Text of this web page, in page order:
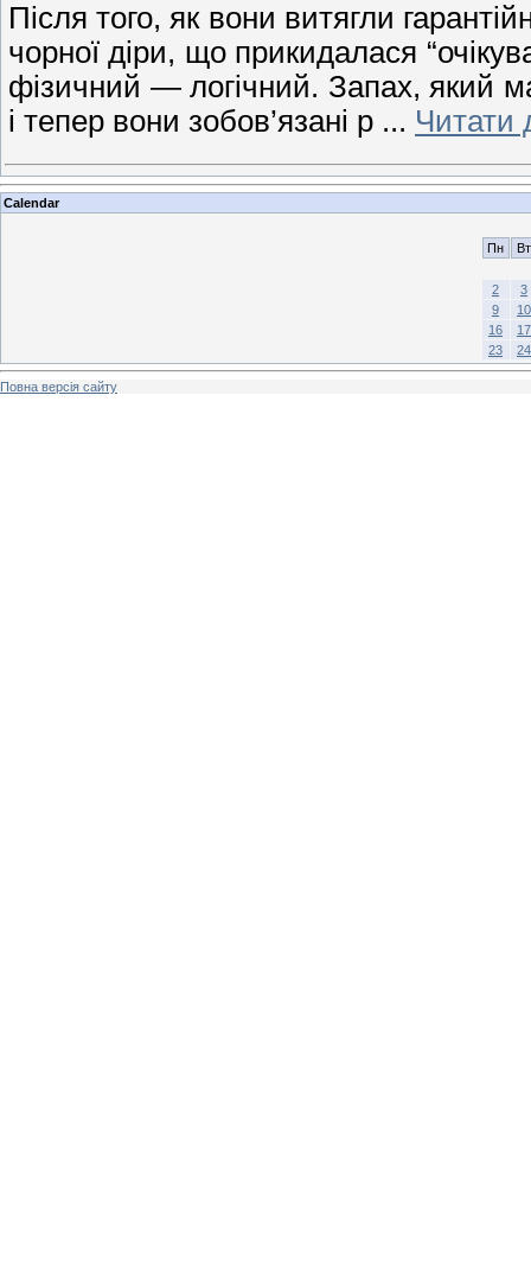
Після того, як вони витягли
чорної діри, що прикидалася
фізичний — логічний. Запах, який
і тепер вони зобов’язані р ... Читати
Calendar
Пн Вт
2
3
9
10
16
17
23
24
Повна версія сайту